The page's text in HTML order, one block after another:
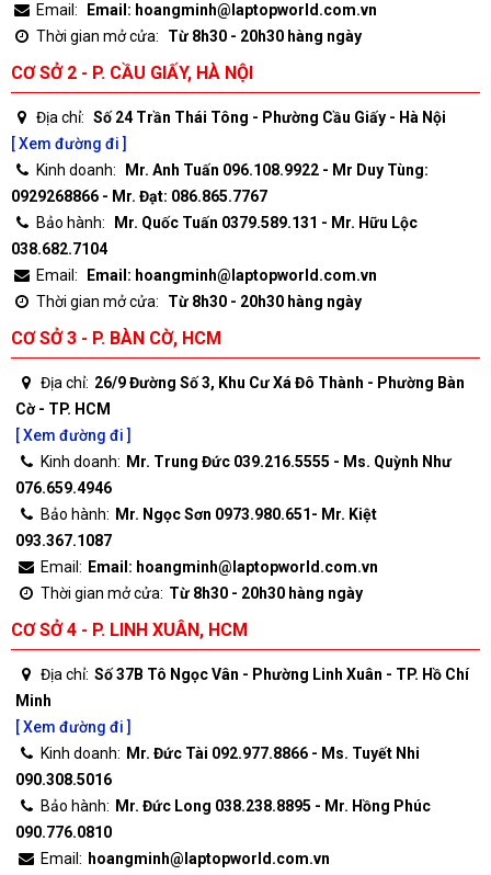
Email:
Email: hoangminh@laptopworld.com.vn
Thời gian mở cửa:
Từ 8h30 - 20h30 hàng ngày
CƠ SỞ 2 - P. CẦU GIẤY, HÀ NỘI
Địa chỉ: Số 24 Trần Thái Tông - Phường Cầu Giấy - Hà Nội
[ Xem đường đi ]
Kinh doanh:
Mr. Anh Tuấn 096.108.9922 - Mr Duy Tùng:
0929268866 - Mr. Đạt: 086.865.7767
Bảo hành:
Mr. Quốc Tuấn 0379.589.131 - Mr. Hữu Lộc
038.682.7104
Email:
Email: hoangminh@laptopworld.com.vn
Thời gian mở cửa:
Từ 8h30 - 20h30 hàng ngày
CƠ SỞ 3 - P. BÀN CỜ, HCM
Địa chỉ: 26/9 Đường Số 3, Khu Cư Xá Đô Thành - Phường Bàn
Cờ - TP. HCM
[ Xem đường đi ]
Kinh doanh: Mr. Trung Đức 039.216.5555 - Ms. Quỳnh Như
076.659.4946
Bảo hành: Mr. Ngọc Sơn 0973.980.651- Mr. Kiệt
093.367.1087
Email: Email: hoangminh@laptopworld.com.vn
Thời gian mở cửa: Từ 8h30 - 20h30 hàng ngày
CƠ SỞ 4 - P. LINH XUÂN, HCM
Địa chỉ: Số 37B Tô Ngọc Vân - Phường Linh Xuân - TP. Hồ Chí
Minh
[ Xem đường đi ]
Kinh doanh: Mr. Đức Tài 092.977.8866 - Ms. Tuyết Nhi
090.308.5016
Bảo hành: Mr. Đức Long 038.238.8895 - Mr. Hồng Phúc
090.776.0810
Email: hoangminh@laptopworld.com.vn